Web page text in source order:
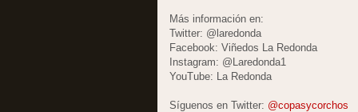
Más información en:
Twitter: @laredonda
Facebook: Viñedos La Redonda
Instagram: @Laredonda1
YouTube: La Redonda
Síguenos en Twitter: @copasycorchos